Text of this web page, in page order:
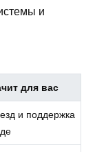
и
для вас
и поддержка